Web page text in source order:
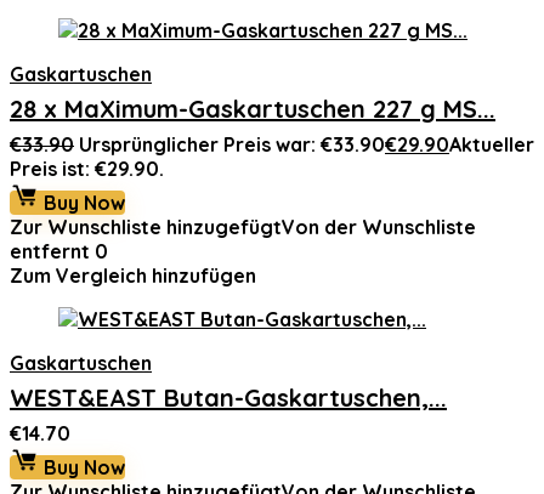
Gaskartuschen
28 x MaXimum-Gaskartuschen 227 g MS...
€33.90 Ursprünglicher Preis war: €33.90€29.90Aktueller
Preis ist: €29.90.
Buy Now
Zur Wunschliste hinzugefügtVon der Wunschliste
entfernt 0
Zum Vergleich hinzufügen
Gaskartuschen
WEST&EAST Butan-Gaskartuschen,...
€14.70
Buy Now